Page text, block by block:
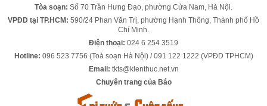
Tòa soạn: Số 70 Trần Hưng Đạo, phường Cửa Nam, Hà Nội.
VPĐD tại TP.HCM: 590/24 Phan Văn Trị, phường Hạnh Thông, Thành phố Hồ
Chí Minh.
Điện thoại: 024 6 254 3519
Hotline: 096 523 7756 (Toà soạn Hà Nội) / 091 122 1222 (VPĐD TPHCM)
Email: tkts@kienthuc.net.vn
Chuyên trang của Báo